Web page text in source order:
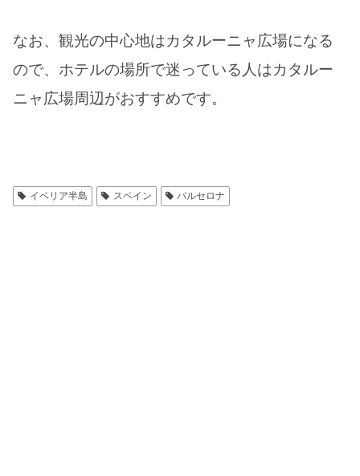
なお、観光の中心地はカタルーニャ広場になる
ので、ホテルの場所で迷っている人はカタルー
ニャ広場周辺がおすすめです。
イベリア半島 スペイン バルセロナ